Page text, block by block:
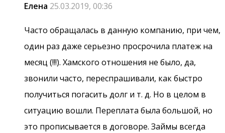
Елена 25.03.2019, 00:36
Часто обращалась в данную компанию, при чем,
один раз даже серьезно просрочила платеж на
месяц (!!!). Хамского отношения не было, да,
звонили часто, переспрашивали, как быстро
получиться погасить долг и т. д. Но в целом в
ситуацию вошли. Переплата была большой, но
это прописывается в договоре. Займы всегда